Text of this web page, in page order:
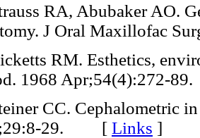
RA, Abubaker AO.
J Oral Maxillofac
RM. Esthetics,
1968
CC. Cephalometric
29. [ Links ]